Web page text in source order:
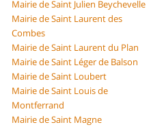
Mairie de Saint Julien Beychevelle
Mairie de Saint Laurent des
Combes
Mairie de Saint Laurent du Plan
Mairie de Saint Léger de Balson
Mairie de Saint Loubert
Mairie de Saint Louis de
Montferrand
Mairie de Saint Magne